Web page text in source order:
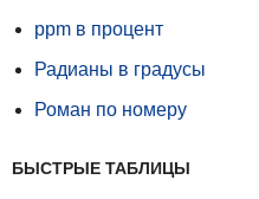
ppm в процент
Радианы в градусы
Роман по номеру
БЫСТРЫЕ ТАБЛИЦЫ